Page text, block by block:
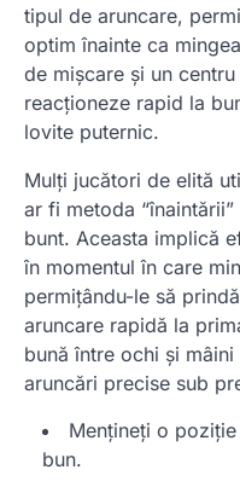
tipul de aruncare,
optim înainte ca
de mișcare și un
reacționeze rapid la
lovite puternic.
Mulți jucători de elită
ar fi metoda
bunt. Aceasta implică
în momentul în care
permițându-le să
aruncare rapidă la
bună între ochi și
aruncări precise sub
Mențineți o
bun.